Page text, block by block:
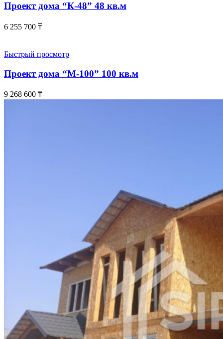
Проект дома “К-48” 48 кв.м
6 255 700 ₸
Быстрый просмотр
Проект дома “М-100” 100 кв.м
9 268 600 ₸